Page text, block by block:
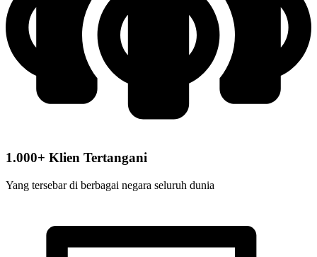
1.000+ Klien Tertangani
Yang tersebar di berbagai negara seluruh dunia